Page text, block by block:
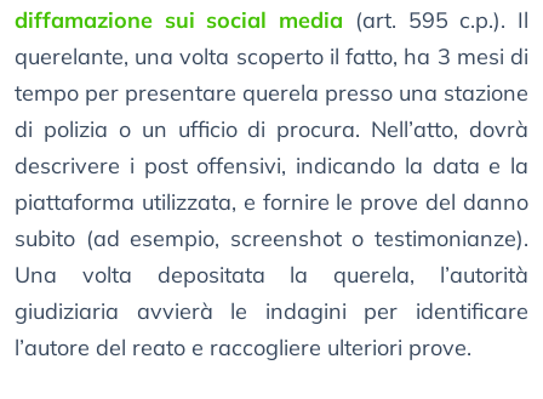
diffamazione sui social media (art. 595 c.p.). Il
querelante, una volta scoperto il fatto, ha 3 mesi di
tempo per presentare querela presso una stazione
di polizia o un ufficio di procura. Nell’atto, dovrà
descrivere i post offensivi, indicando la data e la
piattaforma utilizzata, e fornire le prove del danno
subito (ad esempio, screenshot o testimonianze).
Una volta depositata la querela, l’autorità
giudiziaria avvierà le indagini per identificare
l’autore del reato e raccogliere ulteriori prove.